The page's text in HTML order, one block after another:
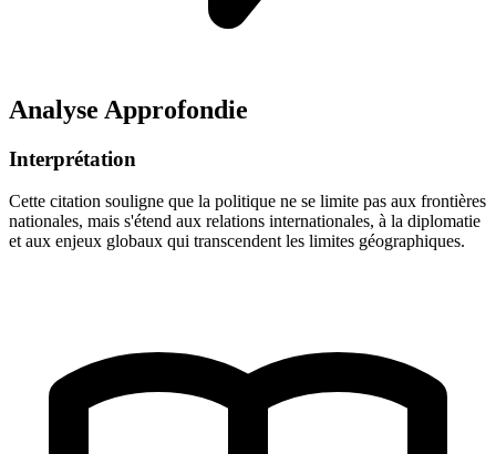
Analyse Approfondie
Interprétation
Cette citation souligne que la politique ne se limite pas aux frontières
nationales, mais s'étend aux relations internationales, à la diplomatie
et aux enjeux globaux qui transcendent les limites géographiques.